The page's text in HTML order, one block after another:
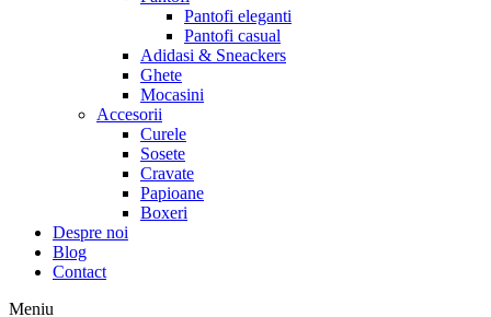
Pantofi eleganti
Pantofi casual
Adidasi & Sneackers
Ghete
Mocasini
Accesorii
Curele
Sosete
Cravate
Papioane
Boxeri
Despre noi
Blog
Contact
Meniu